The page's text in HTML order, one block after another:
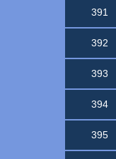
391
392
393
394
395